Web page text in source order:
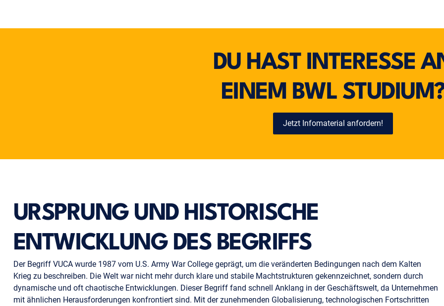
DU HAST INTERESSE
EINEM BWL
Jetzt Infomaterial anfordern!
URSPRUNG UND HISTORISCHE
ENTWICKLUNG DES BEGRIFFS
Der Begriff VUCA wurde 1987 vom U.S. Army War College geprägt, um die veränderten Bedingungen nach dem Kalten
Krieg zu beschreiben. Die Welt war nicht mehr durch klare und stabile Machtstrukturen gekennzeichnet, sondern durch
dynamische und oft chaotische Entwicklungen. Dieser Begriff fand schnell Anklang in der Geschäftswelt, da Unternehmen
mit ähnlichen Herausforderungen konfrontiert sind. Mit der zunehmenden Globalisierung, technologischen Fortschritten